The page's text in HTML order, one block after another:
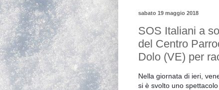
sabato 19 maggio 2018
SOS Italiani a
del Centro
Dolo (VE) per
Nella giornata di ieri,
si è svolto uno